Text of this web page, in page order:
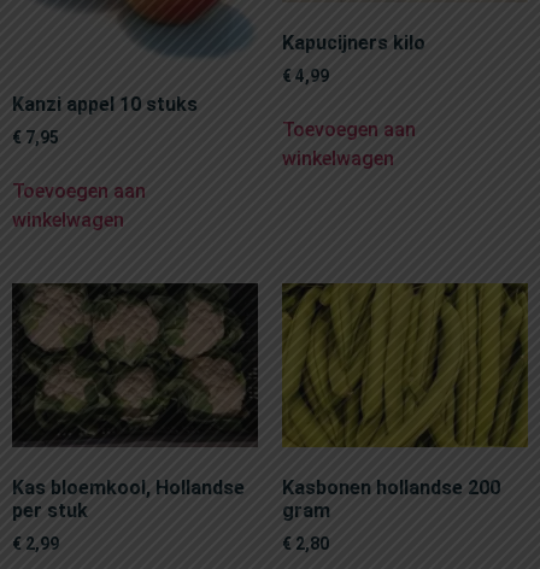
Kanzi appel 10 stuks
€ 7,95
Toevoegen aan
winkelwagen
Kapucijners kilo
€ 4,99
Toevoegen aan
winkelwagen
Kas bloemkool, Hollandse
per stuk
€ 2,99
Kasbonen hollandse 200
gram
€ 2,80